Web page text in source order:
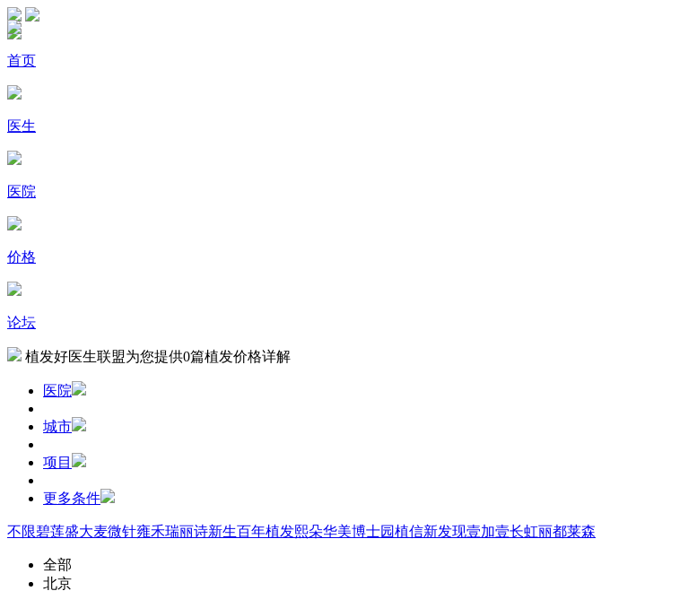
首页
医生
医院
价格
论坛
植发好医生联盟为您提供0篇植发价格详解
医院
城市
项目
更多条件
不限碧莲盛大麦微针雍禾瑞丽诗新生百年植发熙朵华美博士园植信新发现壹加壹长虹丽都莱森
全部
北京